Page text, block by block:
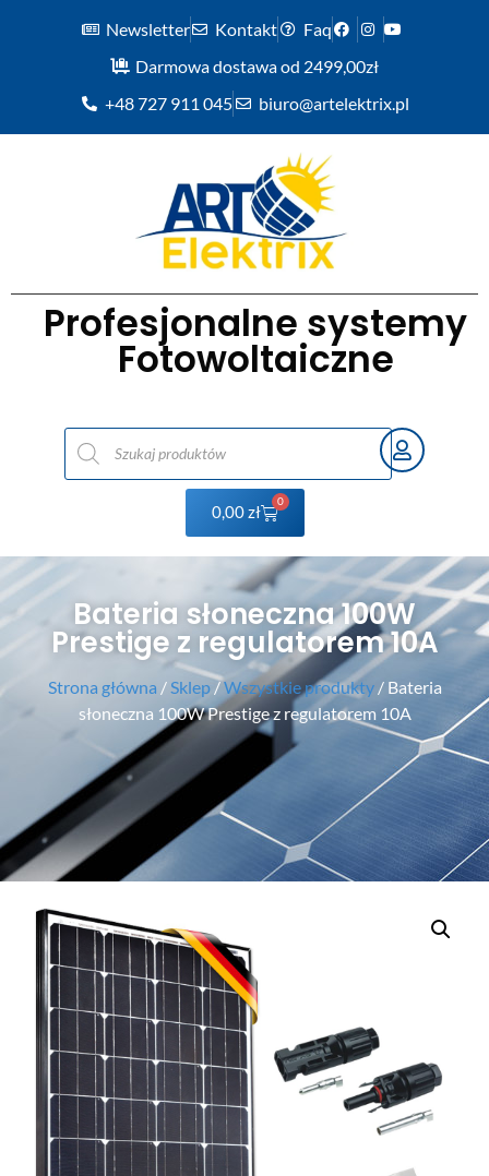
Newsletter Kontakt
Faq
Darmowa dostawa od 2499,00zł
+48 727 911 045
biuro@artelektrix.pl
Profesjonalne systemy
Fotowoltaiczne
0,00zł
0
Bateria słoneczna 100W
Prestige z regulatorem 10A
Strona główna / Sklep/Wszystkie produkty/ Bateria
słoneczna 100W Prestige z regulatorem 10A